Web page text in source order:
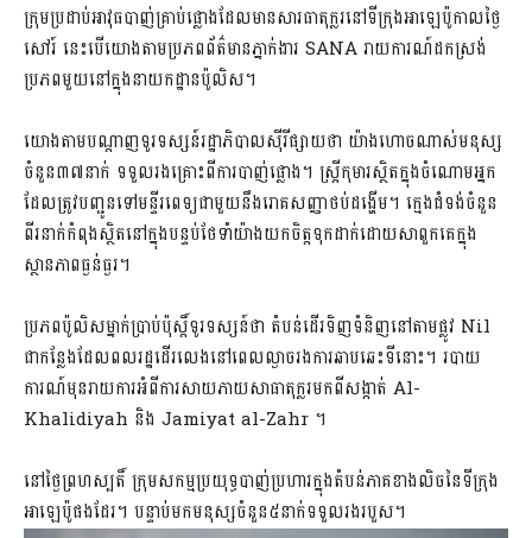
ក្រុមប្រដាប់អាវុធបាញ់គ្រាប់ផ្លោងដែលមានសារធាតុក្លរនៅទីក្រុងអាឡេប៉ូកាលថ្ងៃ
សៅរ៍ នេះបើយោងតាមប្រភពព័ត៌មានភ្នាក់ងារ SANA រាយការណ៍ដកស្រង់
ប្រភពមួយនៅក្នុងនាយកដ្ឋានប៉ូលិស។
យោងតាមបណ្តាញទូរទស្សន៍រដ្ឋាភិបាលស៊ីរីផ្សាយថា យ៉ាងហោចណាស់មនុស្ស
ចំនួន៣៧នាក់ ទទួលរងគ្រោះពីការបាញ់ផ្លោង។ ស្ត្រីកុមារស្ថិតក្នុងចំណោមអ្នក
ដែលត្រូវបញ្ជូនទៅមន្ទីរពេទ្យជាមួយនឹងរោគសញ្ញាថប់ដង្ហើម។ ក្មេងជំទង់ចំនួន
ពីរនាក់កំពុងស្ថិតនៅក្នុងបន្ទប់ថែទាំយ៉ាងយកចិត្តទុកដាក់ដោយសាពួកគេក្នុង
ស្ថានភាពធ្ងន់ធ្ងរ។
ប្រភពប៉ូលិសម្នាក់ប្រាប់ប៉ុស្តិ៍ទូរទស្សន៍ថា តំបន់ដើរទិញទំនិញនៅតាមផ្លូវ Nil
ជាកន្លែងដែលពលរដ្ឋដើរលេងនៅពេលល្ងាចរងការឆាបឆេះទីនោះ។ របាយ
ការណ៍មុនរាយការអំពីការសាយភាយសាធាតុក្លរមកពីសង្កាត់ Al-
Khalidiyah និង Jamiyat al-Zahr ។
នៅថ្ងៃព្រហស្បតិ៍ ក្រុមសកម្មប្រយុទ្ធបាញ់ប្រហារក្នុងតំបន់ភាគខាងលិចនៃទីក្រុង
អាឡេប៉ូផងដែរ។ បន្ទាប់មកមនុស្សចំនួន៥នាក់ទទួលរងរបួស។